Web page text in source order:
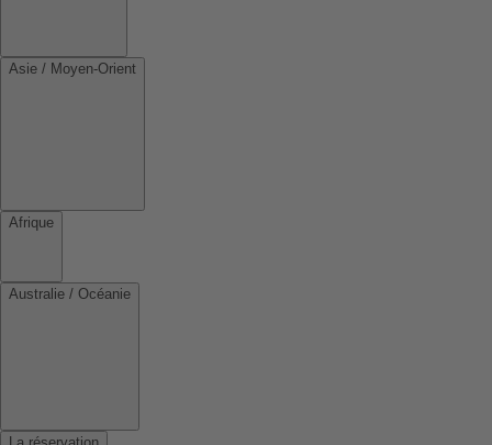
Asie / Moyen-Orient
Afrique
Australie / Océanie